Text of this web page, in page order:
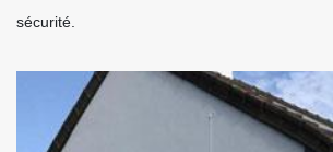
sécurité.